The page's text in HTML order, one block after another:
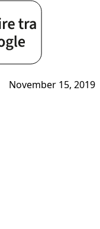
November 15, 2019